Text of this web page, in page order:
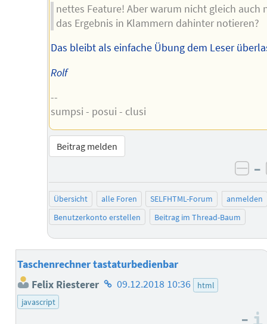
nettes Feature! Aber warum nicht gleich auch
das Ergebnis in Klammern dahinter notieren?
Das bleibt als einfache Übung dem Leser
Rolf
--
sumpsi - posui - clusi
Beitrag melden
–
Übersicht alle Foren SELFHTML-Forum
anmelden
Benutzerkonto erstellen
Beitrag im Thread-Baum
Taschenrechner tastaturbedienbar
Felix Riesterer Homepage
09.12.2018 10:36
html
javascript
–